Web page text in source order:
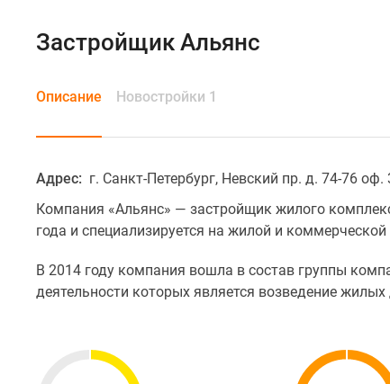
Застройщик Альянс
Описание Новостройки 1
Адрес: г. Санкт-Петербург, Невский пр. д. 74-76 оф.
Компания «Альянс» — застройщик жилого
года и специализируется на жилой и
В 2014 году компания вошла в состав группы
деятельности которых является возведение